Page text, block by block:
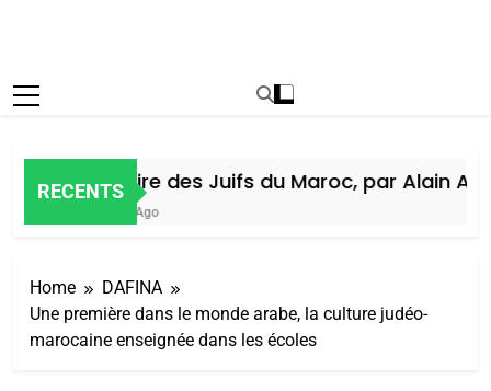
RECENTS
Histoire des Juifs du Maroc, par Alain
7 Jours Ago
Home
DAFINA
Une première dans le monde arabe, la culture judéo-
marocaine enseignée dans les écoles